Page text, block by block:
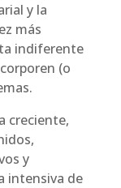
y la
más
indiferente
(o
creciente,
y
intensiva de